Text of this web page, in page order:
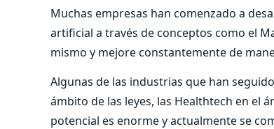
Muchas empresas han comenzado a
artificial a través de conceptos como el
mismo y mejore constantemente de
Algunas de las industrias que han
ámbito de las leyes, las Healthtech en el
potencial es enorme y actualmente se